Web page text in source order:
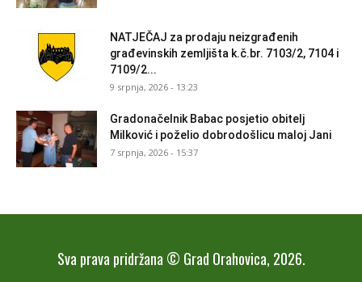
NATJEČAJ za prodaju neizgrađenih
građevinskih zemljišta k.č.br. 7103/2, 7104 i
7109/2...
9 srpnja, 2026 - 13:23
Gradonačelnik Babac posjetio obitelj
Milković i poželio dobrodošlicu maloj Jani
7 srpnja, 2026 - 15:37
Sva prava pridržana © Grad Orahovica, 2026.